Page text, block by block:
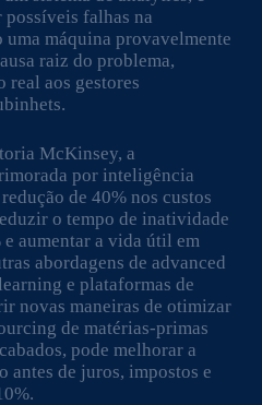
falhas na
máquina provavelmente
raiz do problema,
real aos gestores
McKinsey, a
por inteligência
de 40% nos custos
o tempo de inatividade
e aumentar a vida útil em
abordagens de advanced
e plataformas de
novas maneiras de otimizar
de matérias-primas
pode melhorar a
antes de juros, impostos e